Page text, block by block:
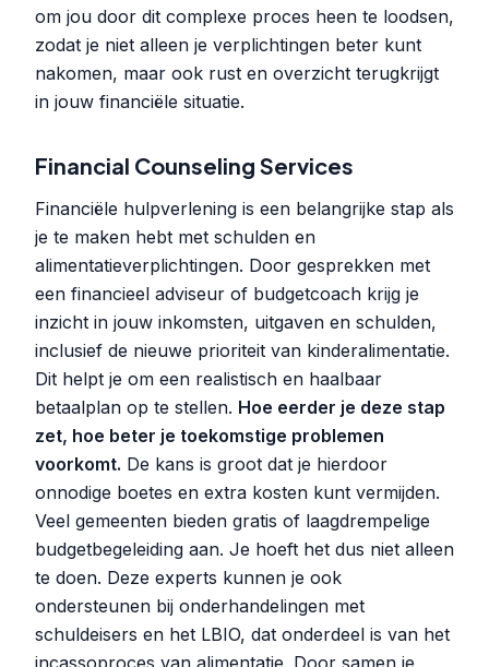
om jou door dit complexe proces heen te loodsen,
zodat je niet alleen je verplichtingen beter kunt
nakomen, maar ook rust en overzicht terugkrijgt
in jouw financiële situatie.
Financial Counseling Services
Financiële hulpverlening is een belangrijke stap als
je te maken hebt met schulden en
alimentatieverplichtingen. Door gesprekken met
een financieel adviseur of budgetcoach krijg je
inzicht in jouw inkomsten, uitgaven en schulden,
inclusief de nieuwe prioriteit van kinderalimentatie.
Dit helpt je om een realistisch en haalbaar
betaalplan op te stellen. Hoe eerder je deze stap
zet, hoe beter je toekomstige problemen
voorkomt. De kans is groot dat je hierdoor
onnodige boetes en extra kosten kunt vermijden.
Veel gemeenten bieden gratis of laagdrempelige
budgetbegeleiding aan. Je hoeft het dus niet alleen
te doen. Deze experts kunnen je ook
ondersteunen bij onderhandelingen met
schuldeisers en het LBIO, dat onderdeel is van het
incassoproces van alimentatie. Door samen je